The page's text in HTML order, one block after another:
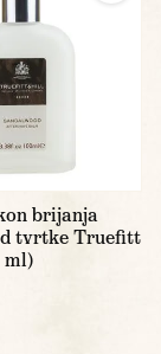
brijanja
tvrtke Truefitt